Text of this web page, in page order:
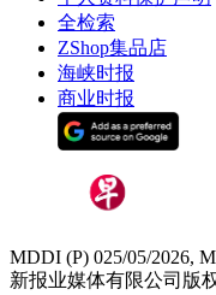
全检索
ZShop集品店
海峡时报
商业时报
MDDI (P) 025/05/2026,
新报业媒体有限公司版